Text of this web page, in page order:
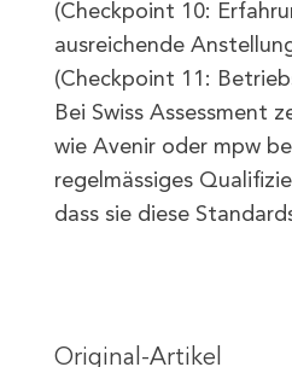
(Checkpoint 10:
ausreichende
(Checkpoint 11:
Bei Swiss Assessment
wie Avenir oder mpw
regelmässiges
dass sie diese
Original-Artikel